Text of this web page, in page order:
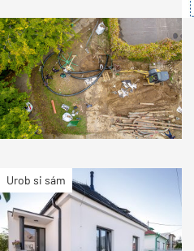
Urob si sám